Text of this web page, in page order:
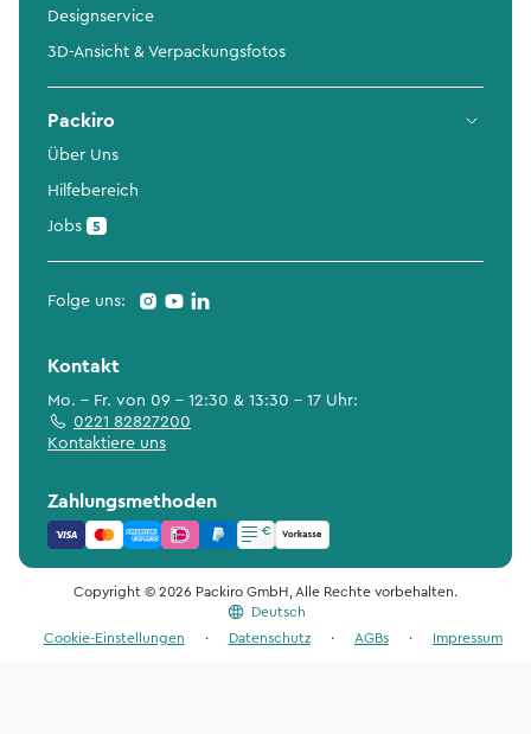
Designservice
3D-Ansicht & Verpackungsfotos
Packiro
Über Uns
Hilfebereich
Jobs 5
Folge uns:
Kontakt
Mo. - Fr. von 09 - 12:30 & 13:30 - 17 Uhr:
0221 82827200
Kontaktiere uns
Zahlungsmethoden
Copyright © 2026 Packiro GmbH, Alle Rechte vorbehalten.
Deutsch
Cookie-Einstellungen
· Datenschutz · AGBs · Impressum